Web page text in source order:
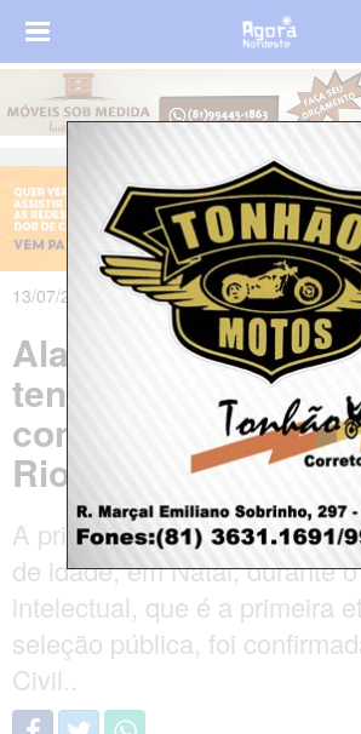
13/07/2021 às 04h54m
Alagoano é preso
tentativa de fraude
concurso da
Rio Grande do
A prisão do candidato
de idade, em Natal, durante
intelectual, que é a primeira
seleção pública, foi
Civil..